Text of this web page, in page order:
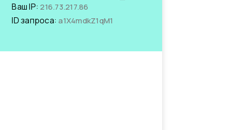
Ваш IP:216.73.217.86
ID запроса:a1X4mdkZ1qM1